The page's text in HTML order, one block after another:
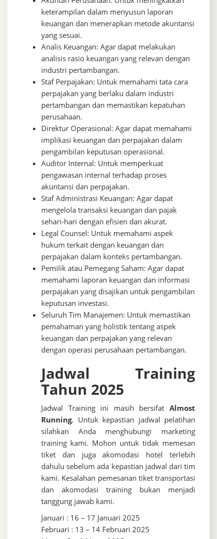
keterampilan dalam menyusun laporan
keuangan dan menerapkan metode akuntansi
yang sesuai.
Analis Keuangan: Agar dapat melakukan
analisis rasio keuangan yang relevan dengan
industri pertambangan.
Staf Perpajakan: Untuk memahami tata cara
perpajakan yang berlaku dalam industri
pertambangan dan memastikan kepatuhan
perusahaan.
Direktur Operasional: Agar dapat memahami
implikasi keuangan dan perpajakan dalam
pengambilan keputusan operasional.
Auditor Internal: Untuk memperkuat
pengawasan internal terhadap proses
akuntansi dan perpajakan.
Staf Administrasi Keuangan: Agar dapat
mengelola transaksi keuangan dan pajak
sehari-hari dengan efisien dan akurat.
Legal Counsel: Untuk memahami aspek
hukum terkait dengan keuangan dan
perpajakan dalam konteks pertambangan.
Pemilik atau Pemegang Saham: Agar dapat
memahami laporan keuangan dan informasi
perpajakan yang disajikan untuk pengambilan
keputusan investasi.
Seluruh Tim Manajemen: Untuk memastikan
pemahaman yang holistik tentang aspek
keuangan dan perpajakan yang relevan
dengan operasi perusahaan pertambangan.
Jadwal Training
Tahun 2025
Jadwal Training ini masih bersifat Almost
Running. Untuk kepastian jadwal pelatihan
silahkan Anda menghubungi marketing
training kami. Mohon untuk tidak memesan
tiket dan juga akomodasi hotel terlebih
dahulu sebelum ada kepastian jadwal dari tim
kami. Kesalahan pemesanan tiket transportasi
dan akomodasi training bukan menjadi
tanggung jawab kami.
Januari : 16 – 17 Januari 2025
Februari : 13 – 14 Februari 2025